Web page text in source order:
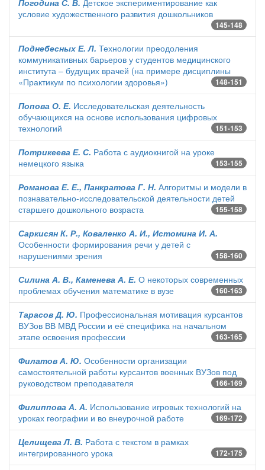
Погодина С. В. Детское экспериментирование как
условие художественного развития дошкольников
145-148
Поднебесных Е. Л. Технологии преодоления
коммуникативных барьеров у студентов медицинского
института – будущих врачей (на примере дисциплины
«Практикум по психологии здоровья»)
148-151
Попова О. Е. Исследовательская деятельность
обучающихся на основе использования цифровых
технологий
151-153
Потрикеева Е. С. Работа с аудиокнигой на уроке
немецкого языка
153-155
Романова Е. Е., Панкратова Г. Н. Алгоритмы и модели в
познавательно-исследовательской деятельности детей
старшего дошкольного возраста
155-158
Саркисян К. Р., Коваленко А. И., Истомина И. А.
Особенности формирования речи у детей с
нарушениями зрения
158-160
Силина А. В., Каменева А. Е. О некоторых современных
проблемах обучения математике в вузе
160-163
Тарасов Д. Ю. Профессиональная мотивация курсантов
ВУЗов ВВ МВД России и её специфика на начальном
этапе освоения профессии
163-165
Филатов А. Ю. Особенности организации
самостоятельной работы курсантов военных ВУЗов под
руководством преподавателя
166-169
Филиппова А. А. Использование игровых технологий на
уроках географии и во внеурочной работе
169-172
Целищева Л. В. Работа с текстом в рамках
интегрированного урока
172-175